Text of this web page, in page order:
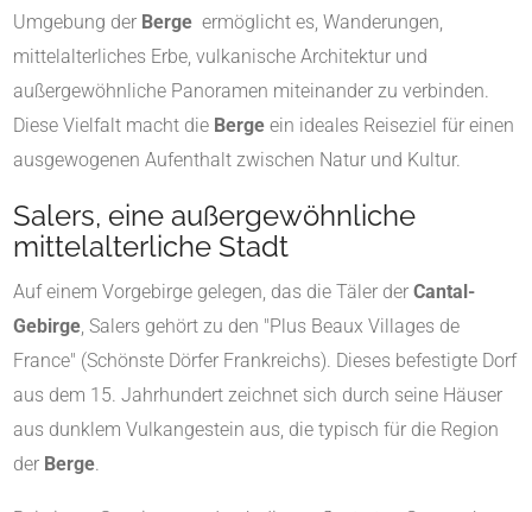
Umgebung der Berge ermöglicht es, Wanderungen,
mittelalterliches Erbe, vulkanische Architektur und
außergewöhnliche Panoramen miteinander zu verbinden.
Diese Vielfalt macht die Berge ein ideales Reiseziel für einen
ausgewogenen Aufenthalt zwischen Natur und Kultur.
Salers, eine außergewöhnliche
mittelalterliche Stadt
Auf einem Vorgebirge gelegen, das die Täler der Cantal-
Gebirge, Salers gehört zu den "Plus Beaux Villages de
France" (Schönste Dörfer Frankreichs). Dieses befestigte Dorf
aus dem 15. Jahrhundert zeichnet sich durch seine Häuser
aus dunklem Vulkangestein aus, die typisch für die Region
der Berge.